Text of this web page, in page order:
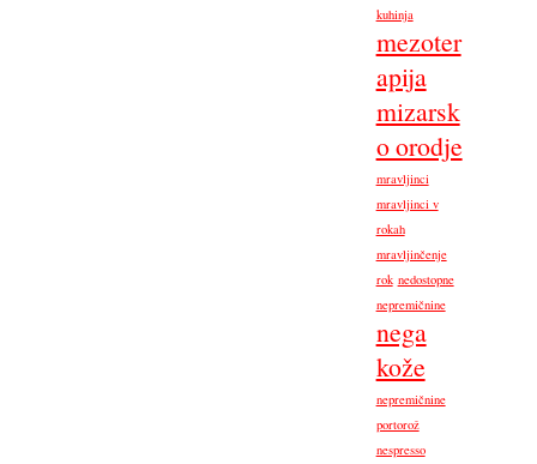
kuhinja
mezoter
apija
mizarsk
o orodje
mravljinci
mravljinci v
rokah
mravljinčenje
rok nedostopne
nepremičnine
nega
kože
nepremičnine
portorož
nespresso